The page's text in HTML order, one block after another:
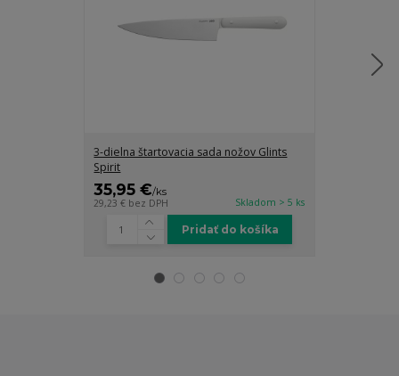
3-dielna štartovacia sada nožov Glints
Spirit
35,95 €/ks
29,23 € bez DPH Skladom > 5 ks
Pridať do košíka